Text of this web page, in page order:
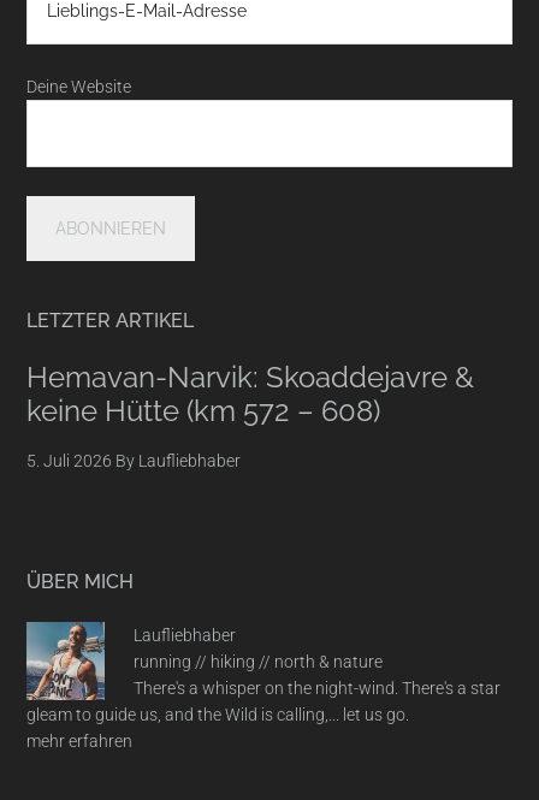
Deine Website
LETZTER ARTIKEL
Hemavan-Narvik: Skoaddejavre &
keine Hütte (km 572 – 608)
5. Juli 2026 By Laufliebhaber
ÜBER MICH
Laufliebhaber
running // hiking // north & nature
There's a whisper on the night-wind. There's a star
gleam to guide us, and the Wild is calling,... let us go.
mehr erfahren